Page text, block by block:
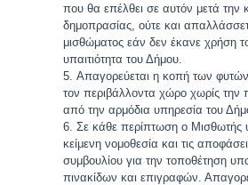
που θα επέλθει σε αυτόν μετά την
δημοπρασίας, ούτε και
μισθώματος εάν δεν έκανε χρήση
υπαιτιότητα του Δήμου.
Απαγορεύεται η κοπή των
τον περιβάλλοντα χώρο χωρίς την
από την αρμόδια υπηρεσία του
Σε κάθε περίπτωση ο Μισθωτής
κείμενη νομοθεσία και τις
συμβουλίου για την τοποθέτηση
πινακίδων και επιγραφών.